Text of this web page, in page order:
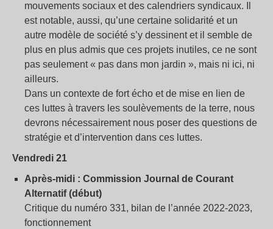
mouvements sociaux et des calendriers syndicaux. Il
est notable, aussi, qu’une certaine solidarité et un
autre modèle de société s’y dessinent et il semble de
plus en plus admis que ces projets inutiles, ce ne sont
pas seulement « pas dans mon jardin », mais ni ici, ni
ailleurs.
Dans un contexte de fort écho et de mise en lien de
ces luttes à travers les soulèvements de la terre, nous
devrons nécessairement nous poser des questions de
stratégie et d’intervention dans ces luttes.
Vendredi 21
Après-midi : Commission Journal de Courant
Alternatif (début)
Critique du numéro 331, bilan de l’année 2022-2023,
fonctionnement